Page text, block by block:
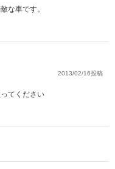
な車です。
2013/02/16投稿
てください